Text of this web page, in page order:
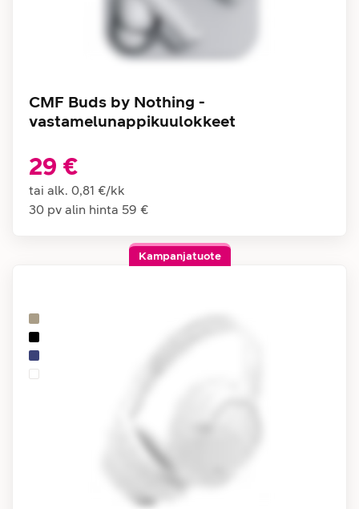
CMF Buds by Nothing -
vastamelunappikuulokkeet
29 €
tai alk. 0,81 €/kk
30 pv alin hinta 59 €
Kampanjatuote